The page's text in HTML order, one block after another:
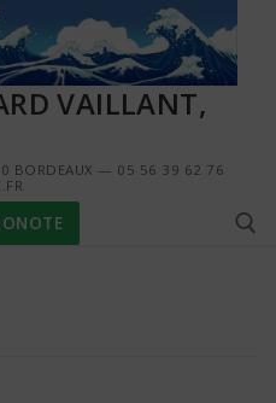
VAILLANT,
BORDEAUX — 05 56 39 62 76